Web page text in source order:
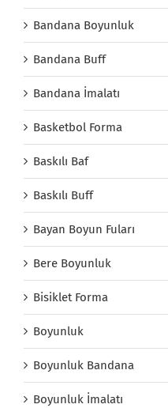
Bandana Boyunluk
Bandana Buff
Bandana İmalatı
Basketbol Forma
Baskılı Baf
Baskılı Buff
Bayan Boyun Fuları
Bere Boyunluk
Bisiklet Forma
Boyunluk
Boyunluk Bandana
Boyunluk İmalatı